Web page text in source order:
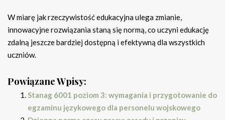
W miarę jak rzeczywistość edukacyjna ulega zmianie,
innowacyjne rozwiązania staną się normą, co uczyni edukację
zdalną jeszcze bardziej dostępną i efektywną dla wszystkich
uczniów.
Powiązane Wpisy:
Stanag 6001 poziom 3: wymagania i przygotowanie do
egzaminu językowego dla personelu wojskowego